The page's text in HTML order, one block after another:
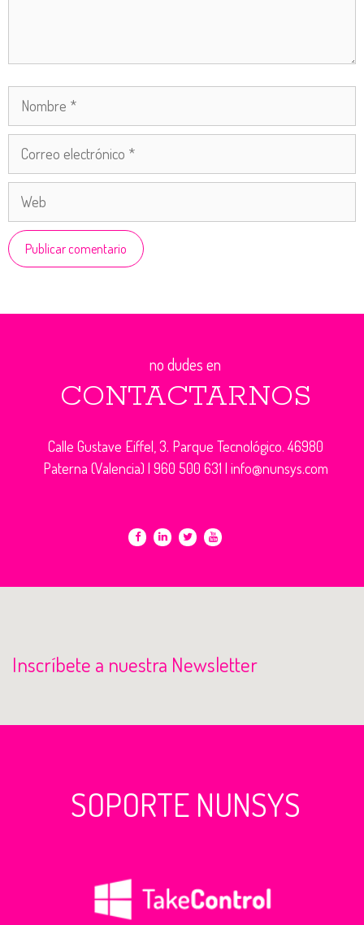
Nombre
Correo
electrónico
Web
no dudes en
CONTACTARNOS
Calle Gustave Eiffel, 3. Parque Tecnológico. 46980
Paterna (Valencia) | 960 500 631 | info@nunsys.com
Inscríbete a nuestra Newsletter
SOPORTE NUNSYS